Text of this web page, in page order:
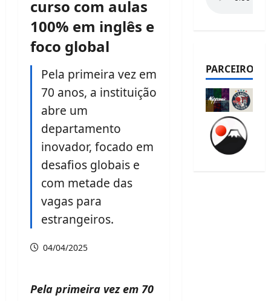
curso com aulas
100% em inglês e
foco global
Pela primeira vez em
70 anos, a instituição
abre um
departamento
inovador, focado em
desafios globais e
com metade das
vagas para
estrangeiros.
04/04/2025
Pela primeira vez em 70
PARCEIROS